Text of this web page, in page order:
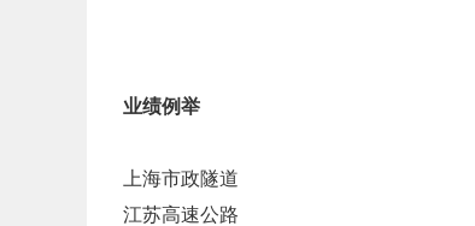
业绩例举
上海市政隧道
江苏高速公路